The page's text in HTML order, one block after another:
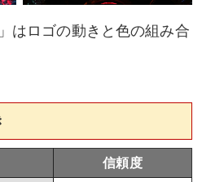
はロゴの動きと色の組み合
信頼度